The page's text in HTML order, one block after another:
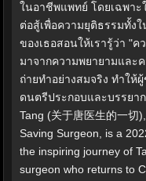
ในอาชีพแพทย์ โดยเฉพาะ
ต่อสู้เพื่อความยุติธรรมทั้ง
ของเธอสอนให้เรารู้ว่า "
มาจากความพยายามและ
ถ่ายทำอย่างสมจริง ทำให้
ดนตรีประกอบและบรรยา
Tang (关于唐医生的一切
Saving Surgeon, is a
the inspiring journey of
surgeon who returns to